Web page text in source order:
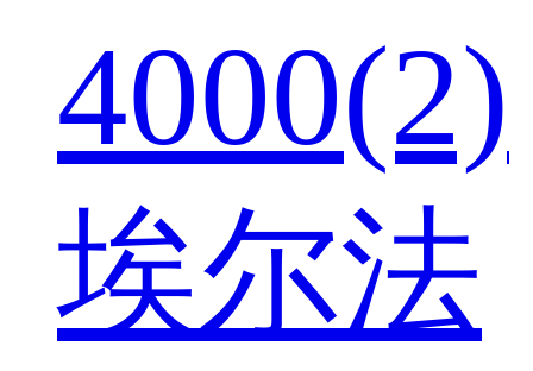
4000(2)
埃尔法